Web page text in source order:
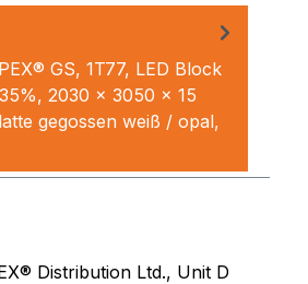
GS, 1T77, LED Block
2030 x 3050 x 15
gegossen weiß / opal,
Distribution Ltd., Unit D